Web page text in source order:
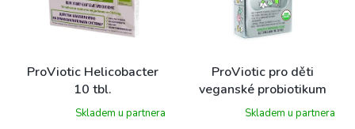
ProViotic Helicobacter
10 tbl.
Skladem u partnera
ProViotic pro děti
veganské probiotikum
10 sáčků
Skladem u partnera